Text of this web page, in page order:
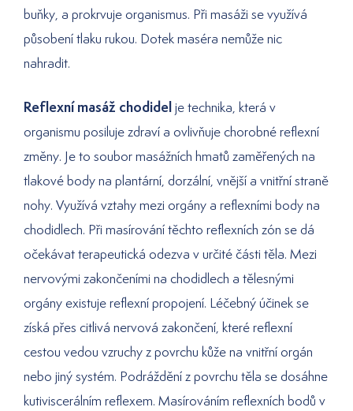
buňky, a prokrvuje organismus. Při masáži se využívá
působení tlaku rukou. Dotek maséra nemůže nic
nahradit.
Reflexní masáž chodidelje technika, která v
organismu posiluje zdraví a ovlivňuje chorobné reflexní
změny. Je to soubor masážních hmatů zaměřených na
tlakové body na plantární, dorzální, vnější a vnitřní straně
nohy. Využívá vztahy mezi orgány a reflexními body na
chodidlech. Při masírování těchto reflexních zón se dá
očekávat terapeutická odezva v určité části těla. Mezi
nervovými zakončeními na chodidlech a tělesnými
orgány existuje reflexní propojení. Léčebný účinek se
získá přes citlivá nervová zakončení, které reflexní
cestou vedou vzruchy z povrchu kůže na vnitřní orgán
nebo jiný systém. Podráždění z povrchu těla se dosáhne
kutiviscerálním reflexem. Masírováním reflexních bodů v